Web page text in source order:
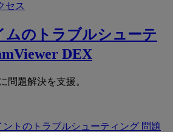
セス
ムのトラブルシューテ
DEX
問題解決を支援。
ントのトラブルシューティング 問題